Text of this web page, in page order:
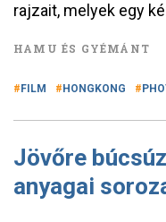
rajzait, melyek egy
HAMU ÉS GYÉMÁNT
FILM HONGKONG
Jövőre
anyagai